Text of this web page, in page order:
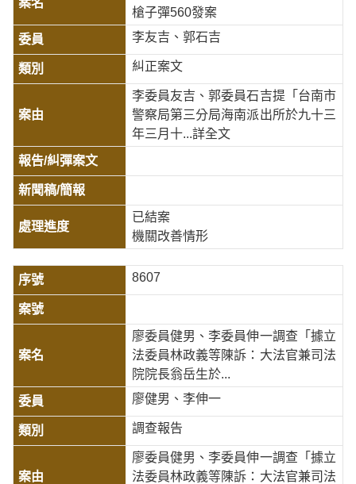
槍子彈560發案
李友吉、郭石吉
糾正案文
李委員友吉、郭委員石吉提「台南市
警察局第三分局海南派出所於九十三
年三月十...詳全文
已結案
機關改善情形
8607
廖委員健男、李委員伸一調查「據立
法委員林政義等陳訴：大法官兼司法
院院長翁岳生於...
廖健男、李伸一
調查報告
廖委員健男、李委員伸一調查「據立
法委員林政義等陳訴：大法官兼司法